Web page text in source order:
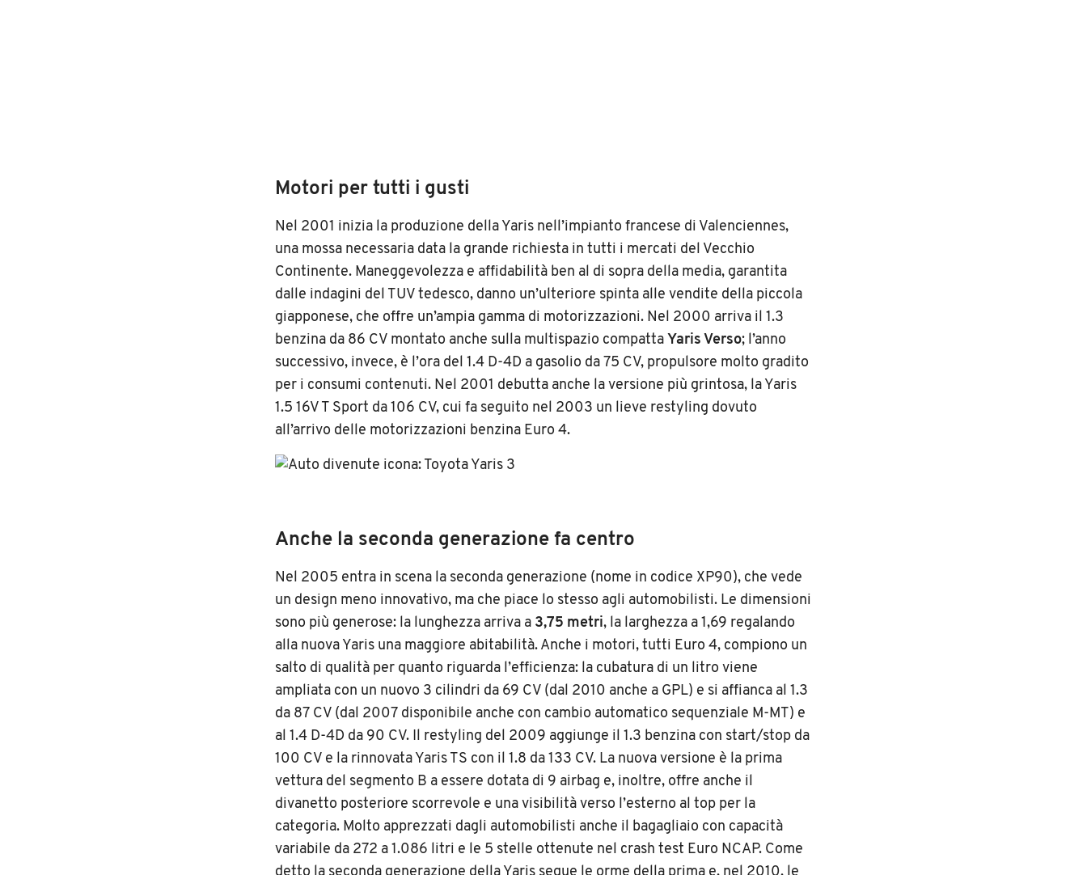
Motori per tutti i gusti
Nel 2001 inizia la produzione della Yaris nell’impianto francese di Valenciennes,
una mossa necessaria data la grande richiesta in tutti i mercati del Vecchio
Continente. Maneggevolezza e affidabilità ben al di sopra della media, garantita
dalle indagini del TUV tedesco, danno un’ulteriore spinta alle vendite della piccola
giapponese, che offre un’ampia gamma di motorizzazioni. Nel 2000 arriva il 1.3
benzina da 86 CV montato anche sulla multispazio compatta Yaris Verso; l’anno
successivo, invece, è l’ora del 1.4 D-4D a gasolio da 75 CV, propulsore molto gradito
per i consumi contenuti. Nel 2001 debutta anche la versione più grintosa, la Yaris
1.5 16V T Sport da 106 CV, cui fa seguito nel 2003 un lieve restyling dovuto
all’arrivo delle motorizzazioni benzina Euro 4.
Anche la seconda generazione fa centro
Nel 2005 entra in scena la seconda generazione (nome in codice XP90), che vede
un design meno innovativo, ma che piace lo stesso agli automobilisti. Le dimensioni
sono più generose: la lunghezza arriva a 3,75 metri, la larghezza a 1,69 regalando
alla nuova Yaris una maggiore abitabilità. Anche i motori, tutti Euro 4, compiono un
salto di qualità per quanto riguarda l’efficienza: la cubatura di un litro viene
ampliata con un nuovo 3 cilindri da 69 CV (dal 2010 anche a GPL) e si affianca al 1.3
da 87 CV (dal 2007 disponibile anche con cambio automatico sequenziale M-MT) e
al 1.4 D-4D da 90 CV. Il restyling del 2009 aggiunge il 1.3 benzina con start/stop da
100 CV e la rinnovata Yaris TS con il 1.8 da 133 CV. La nuova versione è la prima
vettura del segmento B a essere dotata di 9 airbag e, inoltre, offre anche il
divanetto posteriore scorrevole e una visibilità verso l’esterno al top per la
categoria. Molto apprezzati dagli automobilisti anche il bagagliaio con capacità
variabile da 272 a 1.086 litri e le 5 stelle ottenute nel crash test Euro NCAP. Come